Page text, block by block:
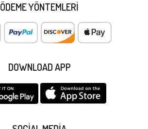
ÖDEME YÖNTEMLERI
DOWNLOAD APP